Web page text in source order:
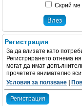
Скрий ме
Регистрация
За да влизате като
Регистрирането отнема
могат да имат
прочетете внимателно
Условия за ползване
Регистрация